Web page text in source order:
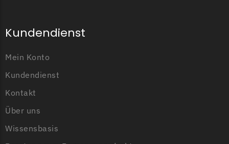
Mountfield Messer
Mowox
Kundendienst
Mein Konto
Kundendienst
Kontakt
Über uns
Wissensbasis